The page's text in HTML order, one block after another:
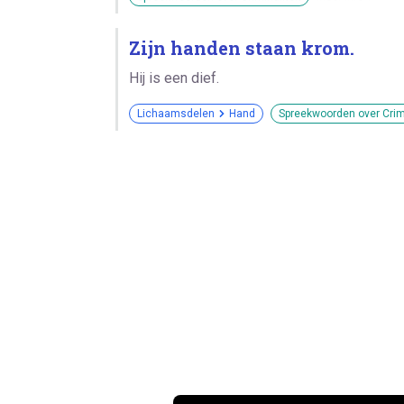
Zijn handen staan krom.
Hij is een dief.
Lichaamsdelen Hand Spreekwoorden over